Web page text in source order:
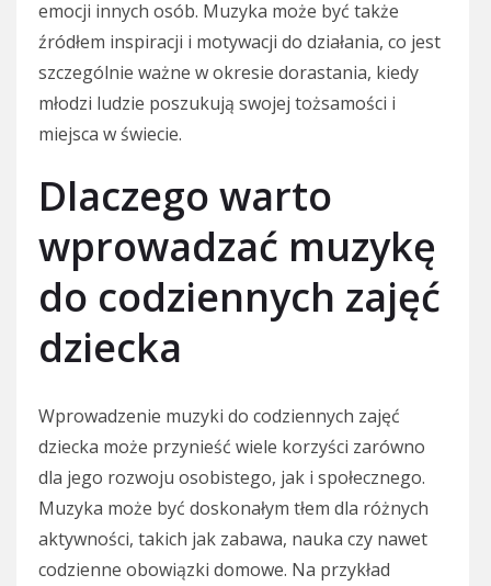
emocji innych osób. Muzyka może być także
źródłem inspiracji i motywacji do działania, co jest
szczególnie ważne w okresie dorastania, kiedy
młodzi ludzie poszukują swojej tożsamości i
miejsca w świecie.
Dlaczego warto
wprowadzać muzykę
do codziennych zajęć
dziecka
Wprowadzenie muzyki do codziennych zajęć
dziecka może przynieść wiele korzyści zarówno
dla jego rozwoju osobistego, jak i społecznego.
Muzyka może być doskonałym tłem dla różnych
aktywności, takich jak zabawa, nauka czy nawet
codzienne obowiązki domowe. Na przykład